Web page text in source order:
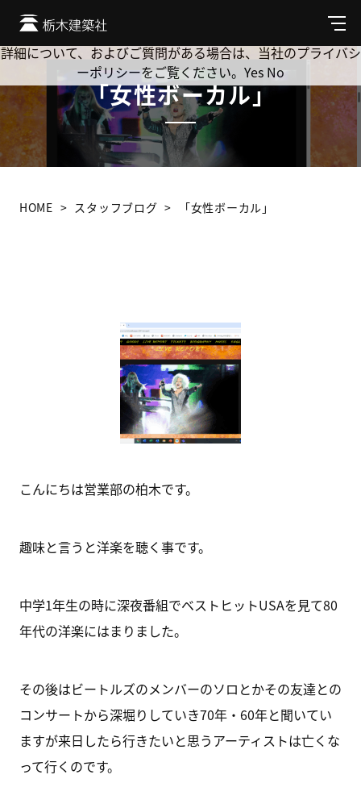
メ
ニ
ュ
「女性ボーカル」
HOME スタッフブログ 「女性ボーカル」
こんにちは営業部の柏木です。
趣味と言うと洋楽を聴く事です。
中学1年生の時に深夜番組でベストヒットUSAを見て80
年代の洋楽にはまりました。
その後はビートルズのメンバーのソロとかその友達との
コンサートから深堀りしていき70年・60年と聞いてい
ますが来日したら行きたいと思うアーティストは亡くな
って行くのです。
Cookie を使用して、お客様の活動を追跡してもよろしいです
か? 当社ではお客様のプライバシーを極めて重視しています。
詳細について、およびご質問がある場合は、当社のプライバシ
ーポリシーをご覧ください。 Yes No